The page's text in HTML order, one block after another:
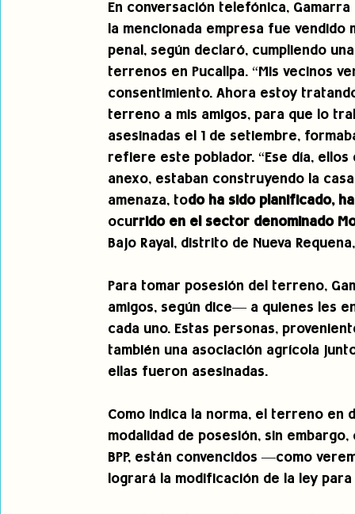
En conversación telefónica,
la mencionada empresa fue
penal, según declaró, cumpliendo
terrenos en Pucallpa. “Mis vecinos
consentimiento. Ahora estoy
terreno a mis amigos, para que lo
asesinadas el 1 de setiembre,
refiere este poblador. “Ese día,
anexo, estaban construyendo la
amenaza, todo ha sido planificado,
ocurrido en el sector denominado
Bajo Rayal, distrito de Nueva
Para tomar posesión del terreno,
amigos, según dice— a quienes
cada uno. Estas personas,
también una asociación agrícola
ellas fueron asesinadas.
Como indica la norma, el terreno en
modalidad de posesión, sin
BPP, están convencidos —como
logrará la modificación de la ley